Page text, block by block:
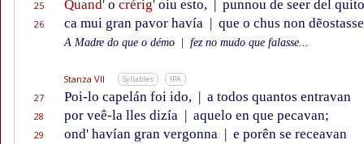
25 Quand' o crérig' oiu esto, | punnou de seer del
26 ca mui gran pavor havía | que o chus non
A Madre do que o démo fez no mudo que falasse...
Stanza VII Syllables IPA
27 Poi-lo capelán foi ido, | a todos quantos entravan
28 por veê-la lles dizía | aquelo en que pecavan;
29 ond' havían gran vergonna | e porên se receavan